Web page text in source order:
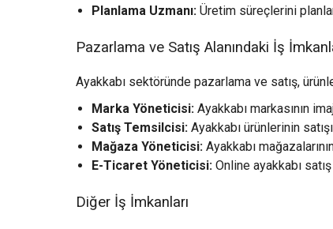
Planlama Uzmanı: Üretim süreçlerini
Pazarlama ve Satış Alanındaki İş
Ayakkabı sektöründe pazarlama ve satış,
Marka Yöneticisi: Ayakkabı markasının
Satış Temsilcisi: Ayakkabı ürünlerinin
Mağaza Yöneticisi: Ayakkabı
E-Ticaret Yöneticisi: Online ayakkabı
Diğer İş İmkanları